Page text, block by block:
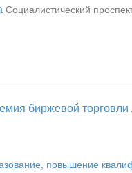
Социалистический
биржевой торговли
повышение